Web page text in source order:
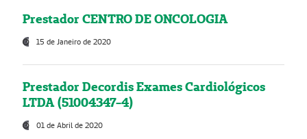
Prestador CENTRO DE ONCOLOGIA
15 de Janeiro de 2020
Prestador Decordis Exames Cardiológicos
LTDA (51004347-4)
01 de Abril de 2020